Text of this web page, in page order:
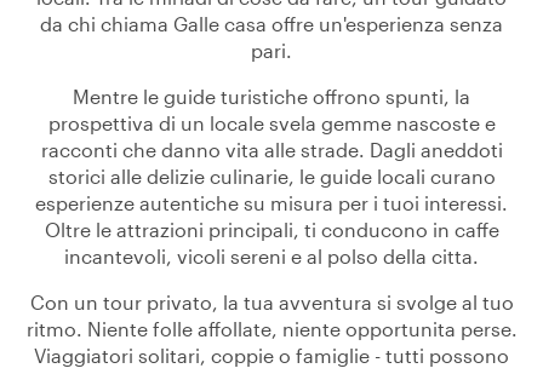
da chi chiama Galle casa offre un'esperienza senza
pari.
Mentre le guide turistiche offrono spunti, la
prospettiva di un locale svela gemme nascoste e
racconti che danno vita alle strade. Dagli aneddoti
storici alle delizie culinarie, le guide locali curano
esperienze autentiche su misura per i tuoi interessi.
Oltre le attrazioni principali, ti conducono in caffe
incantevoli, vicoli sereni e al polso della citta.
Con un tour privato, la tua avventura si svolge al tuo
ritmo. Niente folle affollate, niente opportunita perse.
Viaggiatori solitari, coppie o famiglie - tutti possono